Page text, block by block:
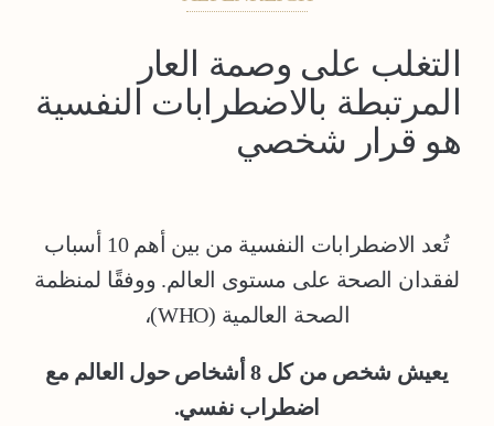
التغلب على وصمة العار
المرتبطة بالاضطرابات النفسية
هو قرار شخصي
تُعد الاضطرابات النفسية من بين أهم 10 أسباب
لفقدان الصحة على مستوى العالم. ووفقًا لمنظمة
الصحة العالمية (WHO)،
يعيش شخص من كل 8 أشخاص حول العالم مع
اضطراب نفسي.